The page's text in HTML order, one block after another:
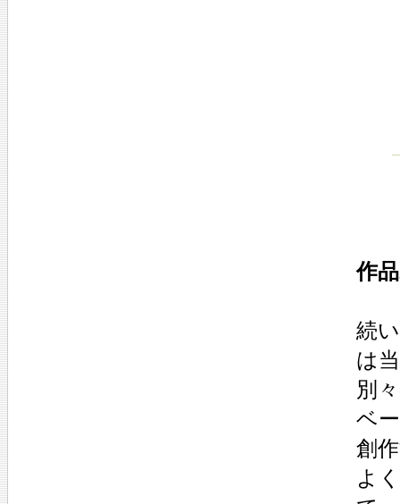
作
続
は
別
ベ
創
よ